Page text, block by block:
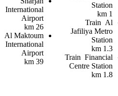
Station
1 km
Train Al
Jafiliya Metro
Station
1.3 km
Train Financial
Centre Station
1.8 km
International
Airport
26 km
Al Maktoum
International
Airport
39 km